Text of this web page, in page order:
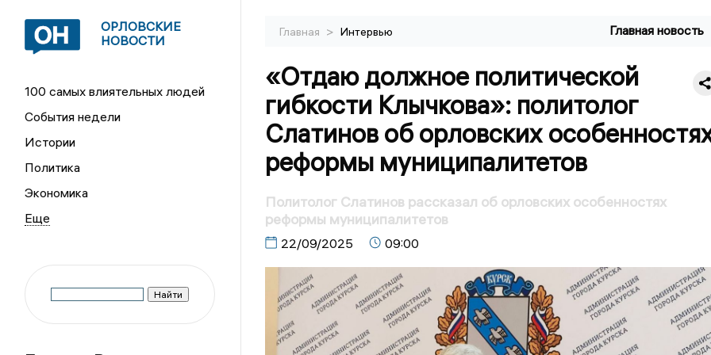
ОРЛОВСКИЕ
НОВОСТИ
100 самых влиятельных людей
События недели
Истории
Политика
Экономика
Главная > Интервью Главная новость
«Отдаю должное политической
гибкости Клычкова»: политолог
Слатинов об орловских
реформы муниципалитетов
Политолог Слатинов рассказал об орловских особенностях
реформы муниципалитетов
22/09/2025 09:00